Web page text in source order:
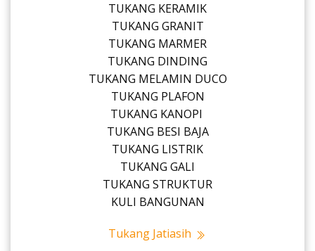
TUKANG KERAMIK
TUKANG GRANIT
TUKANG MARMER
TUKANG DINDING
TUKANG MELAMIN DUCO
TUKANG PLAFON
TUKANG KANOPI
TUKANG BESI BAJA
TUKANG LISTRIK
TUKANG GALI
TUKANG STRUKTUR
KULI BANGUNAN
Tukang Jatiasih